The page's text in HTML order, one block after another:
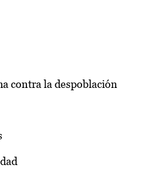
contra la despoblación